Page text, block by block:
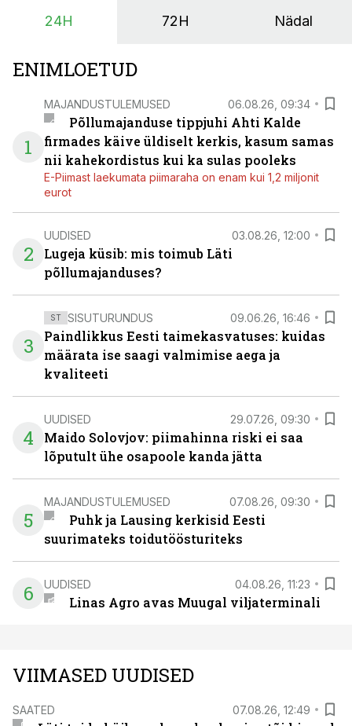
põllumajandusettevõtete jaoks üheks olulisemaks
24H 72H Nädal
ENIMLOETUD
1
MAJANDUSTULEMUSED 06.08.26, 09:34
Põllumajanduse tippjuhi Ahti Kalde
firmades käive üldiselt kerkis, kasum samas
nii kahekordistus kui ka sulas pooleks
E-Piimast laekumata piimaraha on enam kui 1,2 miljonit
eurot
2
UUDISED 03.08.26, 12:00
Lugeja küsib: mis toimub Läti
põllumajanduses?
3
ST SISUTURUNDUS 09.06.26, 16:46
Paindlikkus Eesti taimekasvatuses: kuidas
määrata ise saagi valmimise aega ja
kvaliteeti
4
UUDISED 29.07.26, 09:30
Maido Solovjov: piimahinna riski ei saa
lõputult ühe osapoole kanda jätta
5
MAJANDUSTULEMUSED 07.08.26, 09:30
Puhk ja Lausing kerkisid Eesti
suurimateks toidutöösturiteks
6 UUDISED 04.08.26, 11:23
Linas Agro avas Muugal viljaterminali
VIIMASED UUDISED
SAATED 07.08.26, 12:49